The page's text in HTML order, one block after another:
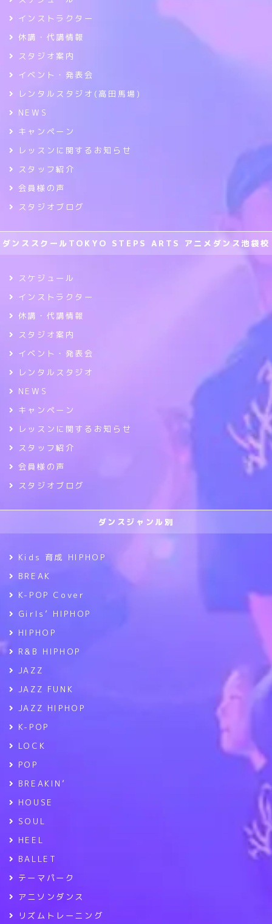
インストラクター
休講・代講情報
スタジオ案内
イベント・発表会
レンタルスタジオ(高田馬場)
NEWS
キャンペーン
レッスンに関するお知らせ
スタッフ紹介
会員様の声
スタジオブログ
ダンススクールTOKYO STEPS ARTS アニメダンス池袋校
スケジュール
インストラクター
休講・代講情報
スタジオ案内
イベント・発表会
レンタルスタジオ
NEWS
キャンペーン
レッスンに関するお知らせ
スタッフ紹介
会員様の声
スタジオブログ
ダンスジャンル別
Kids 育成 HIPHOP
BREAK
K-POP Cover
Girls’ HIPHOP
HIPHOP
R&B HIPHOP
JAZZ
JAZZ FUNK
JAZZ HIPHOP
K-POP
LOCK
POP
BREAKIN’
HOUSE
SOUL
HEEL
BALLET
テーマパーク
アニソンダンス
リズムトレーニング